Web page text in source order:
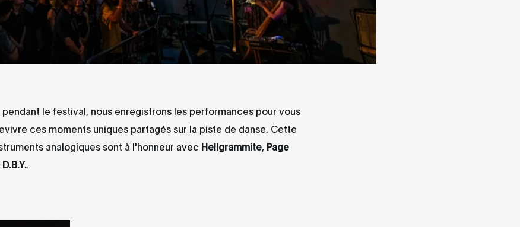
pendant le festival, nous enregistrons les performances pour vous
ces moments uniques partagés sur la piste de danse. Cette
analogiques sont à l'honneur avec Hellgrammite, Page